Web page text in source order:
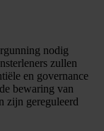
nodig
zullen
en governance
bewaring van
zijn gereguleerd